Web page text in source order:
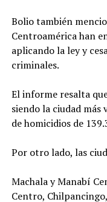
Bolio también
Centroamérica han
aplicando la ley y
criminales.
El informe resalta
siendo la ciudad
de homicidios de
Por otro lado, las
Machala y Manabí
Centro,